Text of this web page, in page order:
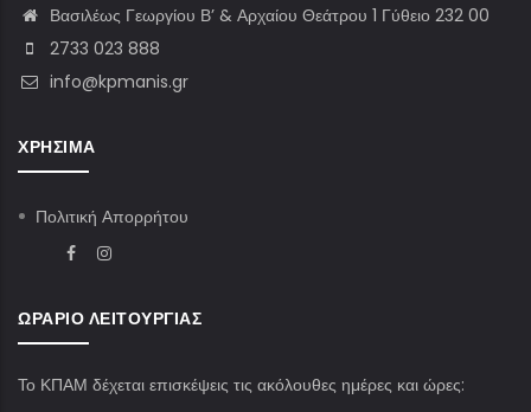
Βασιλέως Γεωργίου Β’ & Αρχαίου Θεάτρου 1 Γύθειο 232 00
2733 023 888
info@kpmanis.gr
ΧΡΉΣΙΜΑ
Πολιτική Απορρήτου
ΩΡΆΡΙΟ ΛΕΙΤΟΥΡΓΊΑΣ
Το ΚΠΑΜ δέχεται επισκέψεις τις ακόλουθες ημέρες και ώρες: